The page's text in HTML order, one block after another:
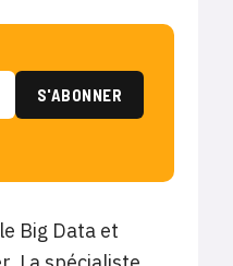
Big Data et